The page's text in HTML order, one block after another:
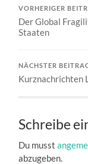
VORHERIGER
Der Global
Staaten
NÄCHSTER
Kurznachrichten
Schreibe
Du musst
abzugeben.